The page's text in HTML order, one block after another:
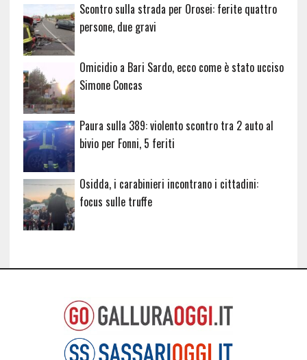
Scontro sulla strada per Orosei: ferite quattro
persone, due gravi
Omicidio a Bari Sardo, ecco come è stato ucciso
Simone Concas
Paura sulla 389: violento scontro tra 2 auto al
bivio per Fonni, 5 feriti
Osidda, i carabinieri incontrano i cittadini:
focus sulle truffe